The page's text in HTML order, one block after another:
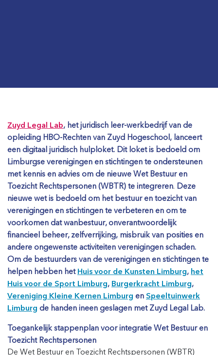
Zuyd Legal Lab, het juridisch leer-werkbedrijf van de
opleiding HBO-Rechten van Zuyd Hogeschool, lanceert
een digitaal juridisch hulploket. Dit loket is bedoeld om
Limburgse verenigingen en stichtingen te ondersteunen
met kennis en advies om de nieuwe Wet Bestuur en
Toezicht Rechtspersonen (WBTR) te integreren. Deze
nieuwe wet is bedoeld om het bestuur en toezicht van
verenigingen en stichtingen te verbeteren en om te
voorkomen dat wanbestuur, onverantwoordelijk
financieel beheer, zelfverrijking, misbruik van posities en
andere ongewenste activiteiten verenigingen schaden.
Om de bestuurders van de verenigingen en stichtingen te
helpen hebben het Huis voor de Kunsten Limburg, het
Huis voor de Sport Limburg, Burgerkracht Limburg,
Vereniging Kleine Kernen Limburg en Speeltuinwerk
Limburg de handen ineen geslagen met Zuyd Legal Lab.
Toegankelijk stappenplan voor integratie Wet Bestuur en
Toezicht Rechtspersonen
De Wet Bestuur en Toezicht Rechtspersonen (WBTR)